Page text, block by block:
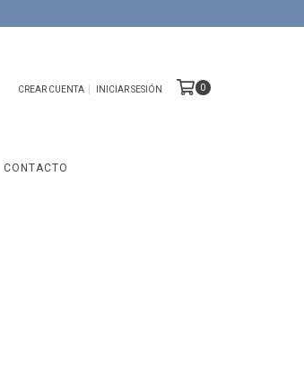
CREAR CUENTA INICIAR SESIÓN 0
CONTACTO